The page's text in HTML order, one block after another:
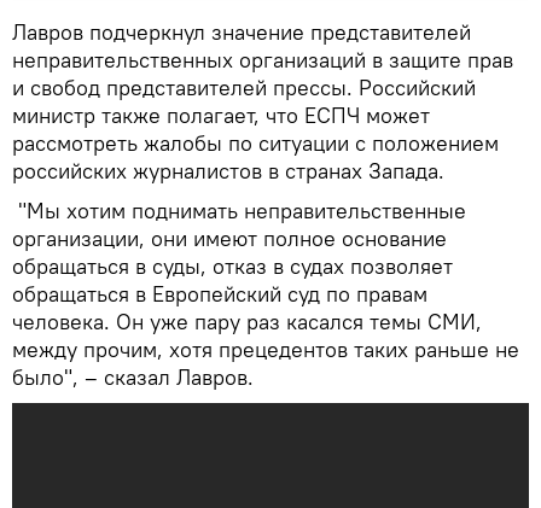
Лавров подчеркнул значение представителей
неправительственных организаций в защите прав
и свобод представителей прессы. Российский
министр также полагает, что ЕСПЧ может
рассмотреть жалобы по ситуации с положением
российских журналистов в странах Запада.
"Мы хотим поднимать неправительственные
организации, они имеют полное основание
обращаться в суды, отказ в судах позволяет
обращаться в Европейский суд по правам
человека. Он уже пару раз касался темы СМИ,
между прочим, хотя прецедентов таких раньше не
было", – сказал Лавров.